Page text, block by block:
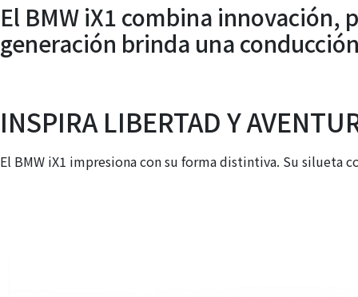
El BMW iX1 combina
generación brinda una
INSPIRA LIBERTAD Y
El BMW iX1 impresiona con su forma distintiva. Su silueta